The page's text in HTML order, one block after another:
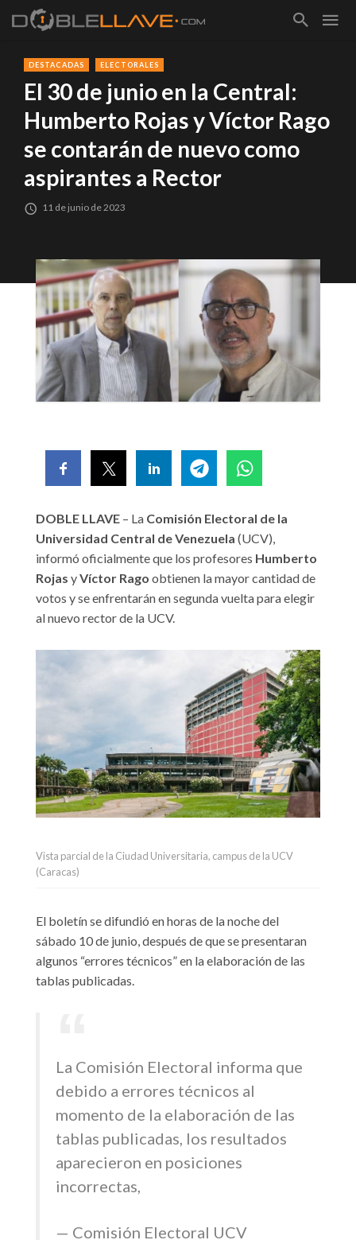
DESTACADAS ELECTORALES
El 30 de junio en la Central:
Humberto Rojas y Víctor Rago
se contarán de nuevo como
aspirantes a Rector
11 de junio de 2023
DOBLE LLAVE – La Comisión Electoral de la
Universidad Central de Venezuela (UCV),
informó oficialmente que los profesores Humberto
Rojas yVíctor Rago obtienen la mayor cantidad de
votos y se enfrentarán en segunda vuelta para elegir
al nuevo rector de la UCV.
Vista parcial de la Ciudad Universitaria, campus de la UCV
(Caracas)
El boletín se difundió en horas de la noche del
sábado 10 de junio, después de que se presentaran
algunos “errores técnicos” en la elaboración de las
tablas publicadas.
La Comisión Electoral informa que
debido a errores técnicos al
momento de la elaboración de las
tablas publicadas, los resultados
aparecieron en posiciones
incorrectas,
— Comisión Electoral UCV